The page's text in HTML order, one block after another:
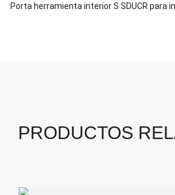
Porta herramienta interior S SDUCR para
PRODUCTOS